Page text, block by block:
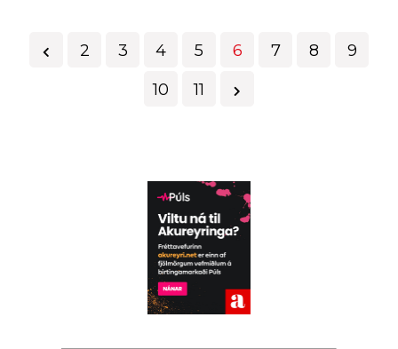
2 3 4 5 6 7 8
9
10
11